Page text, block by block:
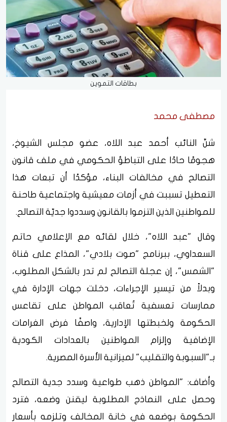
بطاقات التموين
مصطفى محمد
​شنّ النائب أحمد عبد اللاه، عضو مجلس الشيوخ،
هجومًا حادًا على التباطؤ الحكومي في ملف قانون
التصالح في مخالفات البناء، مؤكدًا أن تبعات هذا
التعطيل تسببت في أزمات معيشية واجتماعية طاحنة
للمواطنين الذين التزموا بالقانون وسددوا جديّة التصالح.
​وقال "عبد اللاه"، خلال لقائه مع الإعلامي حاتم
السعداوي، ببرنامج "صوت بلادي"، المذاع على قناة
"الشمس"، إن عجلة التصالح لم تدر بالشكل المطلوب،
وبدلاً من تيسير الإجراءات، دخلت جهات الإدارة في
ممارسات تعسفية تُعاقب المواطن على تقاعس
الحكومة ولخبطتها الإدارية، واصفًا فرض الغرامات
الإضافية وإلزام المواطنين بالعدادات الكودية
بـ"السبوبة والتقليب" لميزانية الأسرة المصرية.
​وأضاف: "المواطن ذهب طواعية وسدد جدية التصالح
وحصل على النماذج المطلوبة ليقنن وضعه، فترد
الحكومة بوضعه في خانة المخالف وتلزمه بأسعار